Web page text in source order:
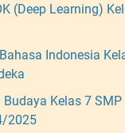
(Deep Learning)
Indonesia
Budaya Kelas 7
2025